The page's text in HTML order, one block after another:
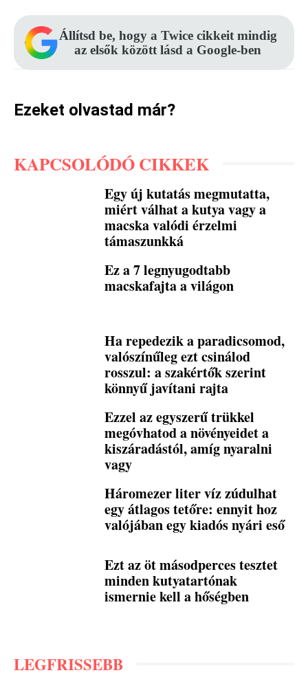
Állítsd be, hogy a Twice cikkeit mindig
az elsők között lásd a Google-ben
Ezeket olvastad már?
KAPCSOLÓDÓ CIKKEK
Egy új kutatás megmutatta,
miért válhat a kutya vagy a
macska valódi érzelmi
támaszunkká
Ez a 7 legnyugodtabb
macskafajta a világon
Ha repedezik a paradicsomod,
valószínűleg ezt csinálod
rosszul: a szakértők szerint
könnyű javítani rajta
Ezzel az egyszerű trükkel
megóvhatod a növényeidet a
kiszáradástól, amíg nyaralni
vagy
Háromezer liter víz zúdulhat
egy átlagos tetőre: ennyit hoz
valójában egy kiadós nyári eső
Ezt az öt másodperces tesztet
minden kutyatartónak
ismernie kell a hőségben
LEGFRISSEBB